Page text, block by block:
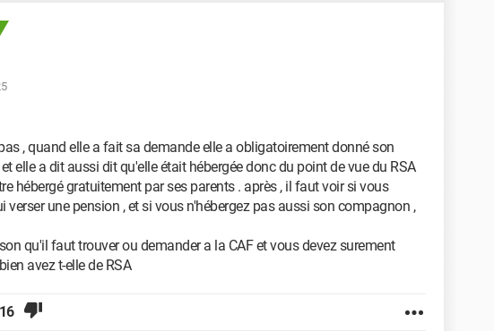
, quand elle a fait sa demande elle a obligatoirement donné son
elle a dit aussi dit qu'elle était hébergée donc du point de vue du RSA
hébergé gratuitement par ses parents . après , il faut voir si vous
verser une pension , et si vous n'hébergez pas aussi son compagnon ,
qu'il faut trouver ou demander a la CAF et vous devez surement
avez t-elle de RSA
16